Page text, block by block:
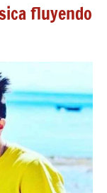
fluyendo